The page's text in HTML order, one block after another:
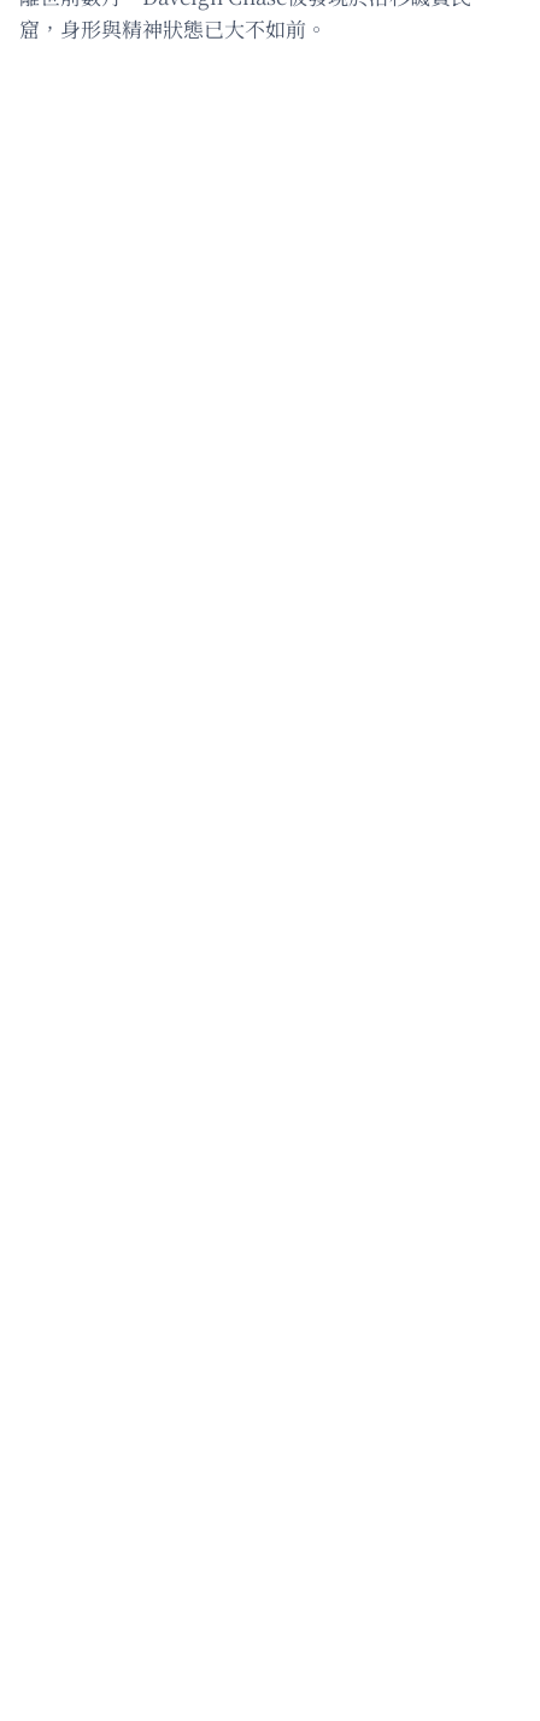
窟，身形與精神狀態已大不如前。